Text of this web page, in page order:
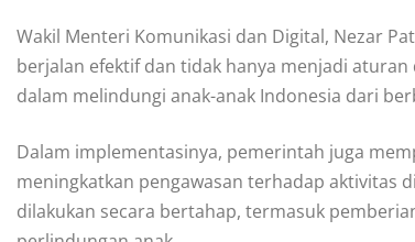
Wakil Menteri Komunikasi dan Digital, Nezar
berjalan efektif dan tidak hanya menjadi
dalam melindungi anak-anak Indonesia dari
Dalam implementasinya, pemerintah juga
meningkatkan pengawasan terhadap aktivitas
dilakukan secara bertahap, termasuk